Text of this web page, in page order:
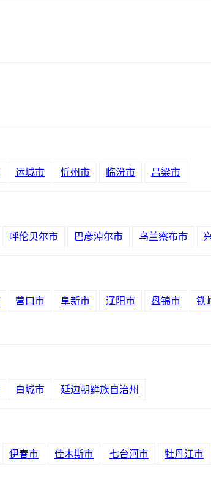
运城市 忻州市 临汾市 吕梁市
呼伦贝尔市 巴彦淖尔市 乌兰察布市
营口市 阜新市 辽阳市 盘锦市 铁
白城市 延边朝鲜族自治州
伊春市 佳木斯市 七台河市 牡丹江市